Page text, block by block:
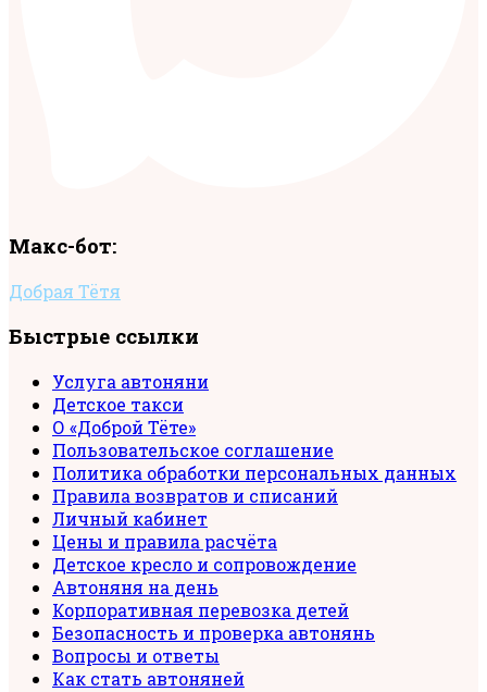
Макс-бот:
Добрая Тётя
Быстрые ссылки
Услуга автоняни
Детское такси
О «Доброй Тёте»
Пользовательское соглашение
Политика обработки персональных данных
Правила возвратов и списаний
Личный кабинет
Цены и правила расчёта
Детское кресло и сопровождение
Автоняня на день
Корпоративная перевозка детей
Безопасность и проверка автонянь
Вопросы и ответы
Как стать автоняней